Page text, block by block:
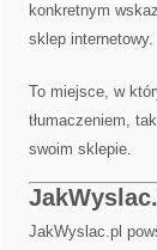
konkretnym
sklep internetowy.
To miejsce, w
tłumaczeniem,
swoim sklepie.
JakWyslac.pl